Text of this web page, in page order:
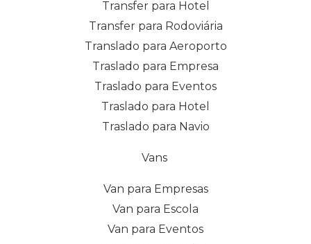
Transfer para Hotel
Transfer para Rodoviária
Translado para Aeroporto
Traslado para Empresa
Traslado para Eventos
Traslado para Hotel
Traslado para Navio
Vans
Van para Empresas
Van para Escola
Van para Eventos